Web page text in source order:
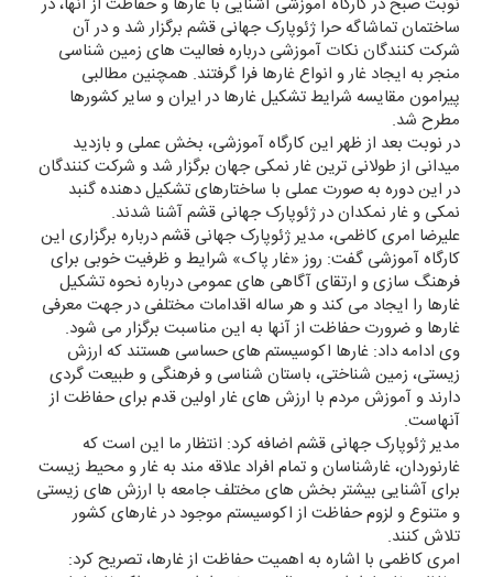
ساختمان تماشاگه حرا ژئوپارک جهانی قشم برگزار شد و در آن
شرکت کنندگان نکات آموزشی درباره فعالیت های زمین شناسی
منجر به ایجاد غار و انواع غارها فرا گرفتند. همچنین مطالبی
پیرامون مقایسه شرایط تشکیل غارها در ایران و سایر کشورها
مطرح شد.
در نوبت بعد از ظهر این کارگاه آموزشی، بخش عملی و بازدید
میدانی از طولانی ترین غار نمکی جهان برگزار شد و شرکت کنندگان
در این دوره به صورت عملی با ساختارهای تشکیل دهنده گنبد
نمکی و غار نمکدان در ژئوپارک جهانی قشم آشنا شدند.
علیرضا امری کاظمی، مدیر ژئوپارک جهانی قشم درباره برگزاری این
کارگاه آموزشی گفت: روز «غار پاک» شرایط و ظرفیت خوبی برای
فرهنگ سازی و ارتقای آگاهی های عمومی درباره نحوه تشکیل
غارها را ایجاد می کند و هر ساله اقدامات مختلفی در جهت معرفی
غارها و ضرورت حفاظت از آنها به این مناسبت برگزار می شود.
وی ادامه داد: غارها اکوسیستم های حساسی هستند که ارزش
زیستی، زمین شناختی، باستان شناسی و فرهنگی و طبیعت گردی
دارند و آموزش مردم با ارزش های غار اولین قدم برای حفاظت از
آنهاست.
مدیر ژئوپارک جهانی قشم اضافه کرد: انتظار ما این است که
غارنوردان، غارشناسان و تمام افراد علاقه مند به غار و محیط زیست
برای آشنایی بیشتر بخش های مختلف جامعه با ارزش های زیستی
و متنوع و لزوم حفاظت از اکوسیستم موجود در غارهای کشور
تلاش کنند.
امری کاظمی با اشاره به اهمیت حفاظت از غارها، تصریح کرد: